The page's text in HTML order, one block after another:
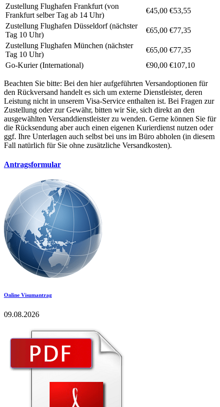
Zustellung Flughafen Frankfurt (von
Frankfurt selber Tag ab 14 Uhr)
€45,00 €53,55
Zustellung Flughafen Düsseldorf (nächster
Tag 10 Uhr)
€65,00 €77,35
Zustellung Flughafen München (nächster
Tag 10 Uhr)
€65,00 €77,35
Go-Kurier (International)
€90,00 €107,10
Beachten Sie bitte: Bei den hier aufgeführten Versandoptionen für
den Rückversand handelt es sich um externe Dienstleister, deren
Leistung nicht in unserem Visa-Service enthalten ist. Bei Fragen zur
Zustellung oder zur Gewähr, bitten wir Sie, sich direkt an den
ausgewählten Versanddienstleister zu wenden. Gerne können Sie für
die Rücksendung aber auch einen eigenen Kurierdienst nutzen oder
ggf. Ihre Unterlagen auch selbst bei uns im Büro abholen (in diesem
Fall natürlich für Sie ohne zusätzliche Versandkosten).
Antragsformular
Online Visumantrag
09.08.2026